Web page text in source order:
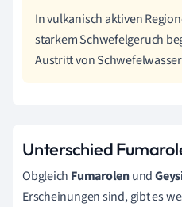
In vulkanisch aktiven
starkem Schwefelgeruch
Austritt von
Unterschied
Obgleich Fumarolenund
Erscheinungen sind, gibt es